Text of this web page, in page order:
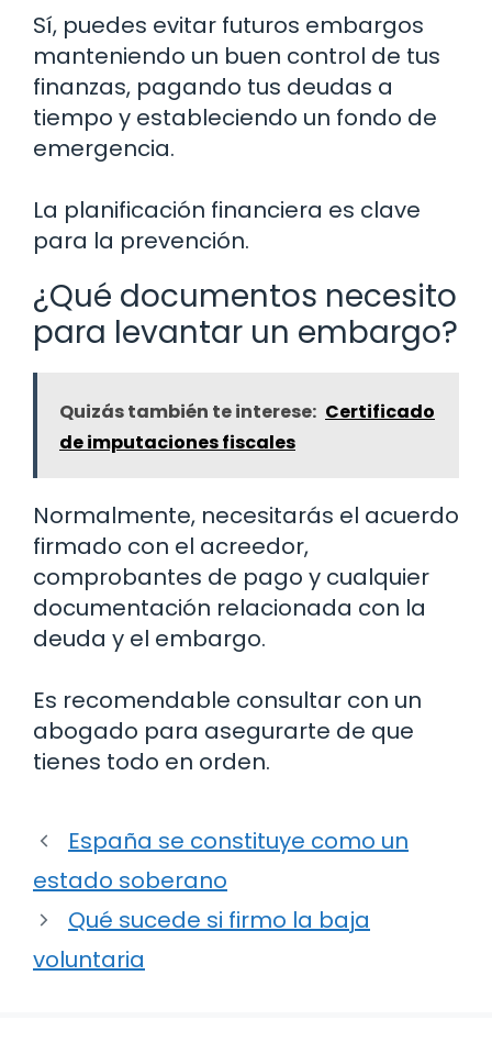
Sí, puedes evitar futuros embargos
manteniendo un buen control de tus
finanzas, pagando tus deudas a
tiempo y estableciendo un fondo de
emergencia.
La planificación financiera es clave
para la prevención.
¿Qué documentos necesito
para levantar un embargo?
Quizás también te interese: Certificado
de imputaciones fiscales
Normalmente, necesitarás el acuerdo
firmado con el acreedor,
comprobantes de pago y cualquier
documentación relacionada con la
deuda y el embargo.
Es recomendable consultar con un
abogado para asegurarte de que
tienes todo en orden.
España se constituye como un
estado soberano
Qué sucede si firmo la baja
voluntaria